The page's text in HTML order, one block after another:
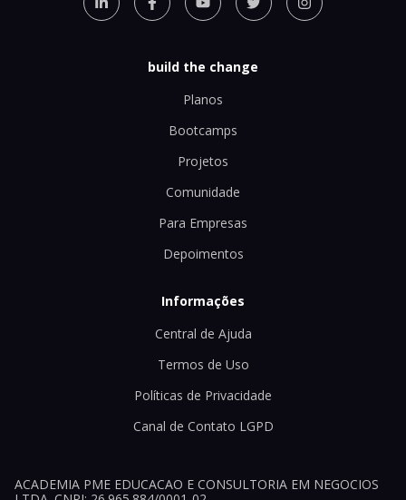
build the change
Planos
Bootcamps
Projetos
Comunidade
Para Empresas
Depoimentos
Informações
Central de Ajuda
Termos de Uso
Políticas de Privacidade
Canal de Contato LGPD
ACADEMIA PME EDUCACAO E CONSULTORIA EM NEGOCIOS